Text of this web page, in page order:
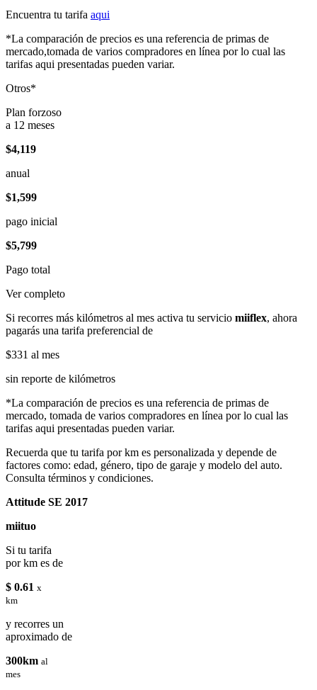
Encuentra tu tarifa aqui
*La comparación de precios es una referencia de primas de
mercado,tomada de varios compradores en línea por lo cual las
tarifas aqui presentadas pueden variar.
Otros*
Plan forzoso
a 12 meses
$4,119
anual
$1,599
pago inicial
$5,799
Pago total
Ver completo
Si recorres más kilómetros al mes activa tu servicio miiflex, ahora
pagarás una tarifa preferencial de
$331 al mes
sin reporte de kilómetros
*La comparación de precios es una referencia de primas de
mercado, tomada de varios compradores en línea por lo cual las
tarifas aqui presentadas pueden variar.
Recuerda que tu tarifa por km es personalizada y depende de
factores como: edad, género, tipo de garaje y modelo del auto.
Consulta términos y condiciones.
Attitude SE 2017
miituo
Si tu tarifa
por km es de
$ 0.61 x
km
y recorres un
aproximado de
300km al
mes